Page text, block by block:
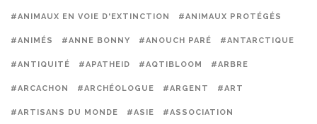
#ANIMAUX EN VOIE D'EXTINCTION #ANIMAUX PROTÉGÉS
#ANIMÉS #ANNE BONNY #ANOUCH PARÉ #ANTARCTIQUE
#ANTIQUITÉ #APATHEID #AQTIBLOOM #ARBRE
#ARCACHON #ARCHÉOLOGUE #ARGENT #ART
#ARTISANS DU MONDE #ASIE #ASSOCIATION